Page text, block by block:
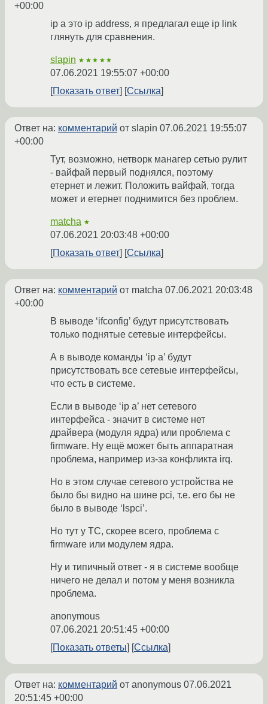
+00:00
ip a это ip address, я предлагал еще ip link
глянуть для сравнения.
slapin ★★★★★
07.06.2021 19:55:07 +00:00
Показать ответ
Ссылка
Ответ на: комментарий от slapin 07.06.2021 19:55:07
+00:00
Тут, возможно, нетворк манагер сетью рулит
- вайфай первый поднялся, поэтому
етернет и лежит. Положить вайфай, тогда
может и етернет поднимится без проблем.
matcha ★
07.06.2021 20:03:48 +00:00
Показать ответ
Ссылка
Ответ на: комментарий от matcha 07.06.2021 20:03:48
+00:00
В выводе ‘ifconfig’ будут присутствовать
только поднятые сетевые интерфейсы.
А в выводе команды ‘ip a’ будут
присутствовать все сетевые интерфейсы,
что есть в системе.
Если в выводе ‘ip a’ нет сетевого
интерфейса - значит в системе нет
драйвера (модуля ядра) или проблема с
firmware. Ну ещё может быть аппаратная
проблема, например из-за конфликта irq.
Но в этом случае сетевого устройства не
было бы видно на шине pci, т.е. его бы не
было в выводе ‘lspci’.
Но тут у ТС, скорее всего, проблема с
firmware или модулем ядра.
Ну и типичный ответ - я в системе вообще
ничего не делал и потом у меня возникла
проблема.
anonymous
07.06.2021 20:51:45 +00:00
Показать ответы
Ссылка
Ответ на: комментарий от anonymous 07.06.2021
20:51:45 +00:00